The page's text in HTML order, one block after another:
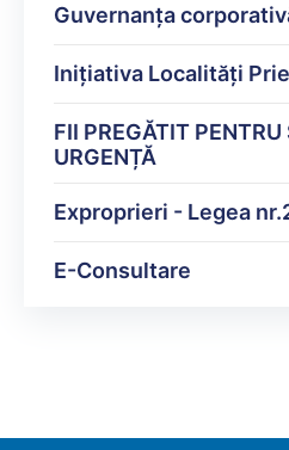
Guvernanța
Inițiativa Localități
FII PREGĂTIT PENTRU
URGENȚĂ
Exproprieri - Legea
E-Consultare